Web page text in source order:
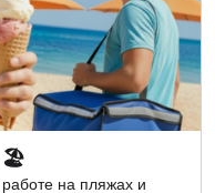
🏖
на пляжах и